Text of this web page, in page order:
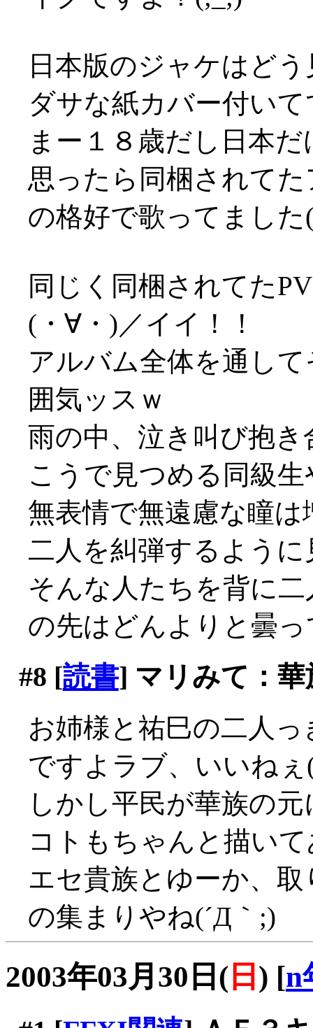
日本版のジャケはど
ダサな紙カバー付い
まー１８歳だし日本
思ったら同梱されて
の格好で歌ってました
同じく同梱されてた
(・∀・)／イイ！！
アルバム全体を通し
囲気ッスｗ
雨の中、泣き叫び抱
こうで見つめる同級
無表情で無遠慮な瞳
二人を糾弾するよう
そんな人たちを背に
の先はどんよりと曇
#8 [読書] マリみて：
お姉様と祐巳の二人
ですよラブ、いいねぇ
しかし平民が華族の
コトもちゃんと描い
エセ貴族とゆーか、
の集まりやね(´Д｀;)
2003年03月30日( 日 ) [n